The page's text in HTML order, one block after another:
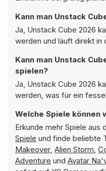
Kann man Unstack
Ja, Unstack Cube 2026
werden und läuft direkt in
Kann man Unstack
spielen?
Ja, Unstack Cube 2026
werden, was für ein
Welche Spiele können
Erkunde mehr Spiele aus
Spiele und finde beliebte
Makeover, Alien Storm,
Adventure und Avatar